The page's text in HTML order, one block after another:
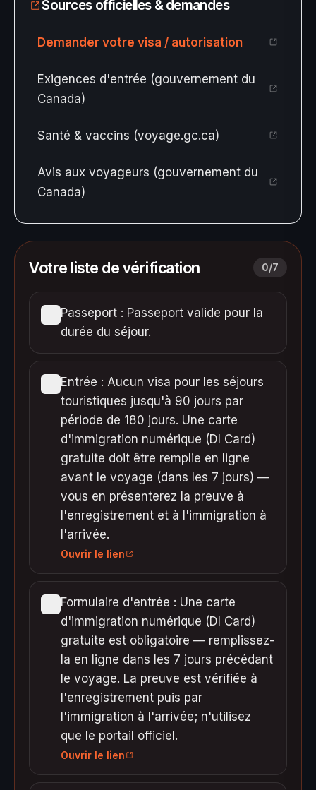
Sources officielles & demandes
Demander votre visa / autorisation
Exigences d'entrée (gouvernement du
Canada)
Santé & vaccins (voyage.gc.ca)
Avis aux voyageurs (gouvernement du
Canada)
Votre liste de vérification 0/7
Passeport : Passeport valide pour la
durée du séjour.
Entrée : Aucun visa pour les séjours
touristiques jusqu'à 90 jours par
période de 180 jours. Une carte
d'immigration numérique (DI Card)
gratuite doit être remplie en ligne
avant le voyage (dans les 7 jours) —
vous en présenterez la preuve à
l'enregistrement et à l'immigration à
l'arrivée.
Ouvrir le lien
Formulaire d'entrée : Une carte
d'immigration numérique (DI Card)
gratuite est obligatoire — remplissez-
la en ligne dans les 7 jours précédant
le voyage. La preuve est vérifiée à
l'enregistrement puis par
l'immigration à l'arrivée; n'utilisez
que le portail officiel.
Ouvrir le lien